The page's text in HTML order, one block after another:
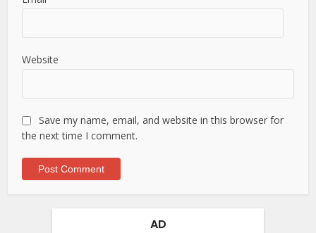
Website
Save my name, email, and website in this browser for
the next time I comment.
AD